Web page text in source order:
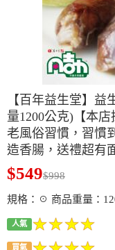
【百年益生堂】益
量1200公克)【本
老風俗習慣，習慣
造香腸，送禮超有
$549$998
規格：☉ 商品重量：
人氣
買氣